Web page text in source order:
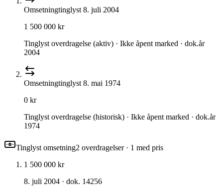
Omsetningtinglyst 8. juli 2004
1 500 000 kr
Tinglyst overdragelse (aktiv) · Ikke åpent marked · dok.år
2004
Omsetningtinglyst 8. mai 1974
0 kr
Tinglyst overdragelse (historisk) · Ikke åpent marked · dok.år
1974
Tinglyst omsetning2 overdragelser· 1 med pris
1 500 000 kr
8. juli 2004 · dok. 14256